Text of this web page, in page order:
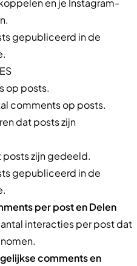
en je Instagram-
gepubliceerd in de
op posts.
comments op posts.
dat posts zijn
posts zijn gedeeld.
gepubliceerd in de
per post en Delen
interacties per post dat
comments en